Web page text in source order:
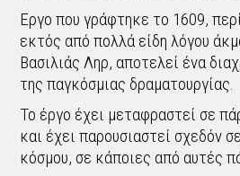
Eργο που γράφτηκε το 1609,
εκτός από πολλά είδη λόγου
Βασιλιάς Ληρ, αποτελεί ένα
της παγκόσμιας δραματουργίας.
Το έργο έχει μεταφραστεί σε
και έχει παρουσιαστεί σχεδόν
κόσμου, σε κάποιες από αυτές